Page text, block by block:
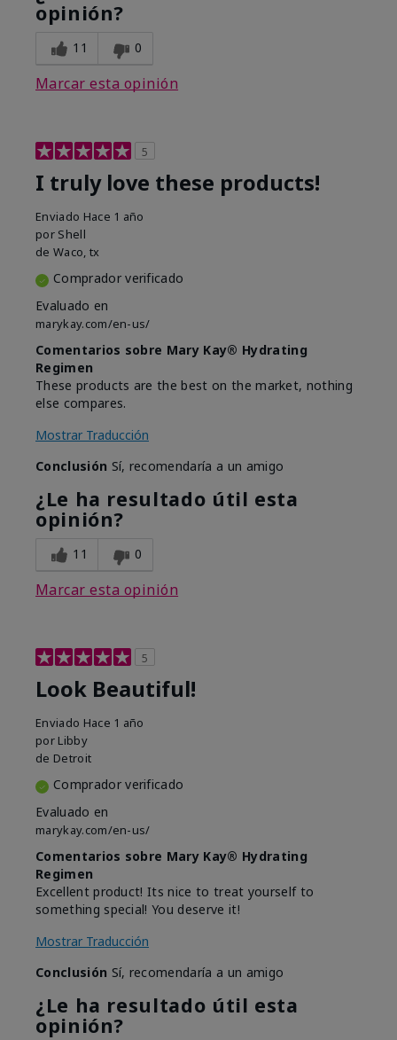
opinión?
11 0
Marcar esta opinión
5
I truly love these products!
Enviado Hace 1 año
por Shell
de Waco, tx
Comprador verificado
Evaluado en
marykay.com/en-us/
Comentarios sobre Mary Kay® Hydrating
Regimen
These products are the best on the market, nothing
else compares.
Mostrar Traducción
Conclusión Sí, recomendaría a un amigo
¿Le ha resultado útil esta
opinión?
11 0
Marcar esta opinión
5
Look Beautiful!
Enviado Hace 1 año
por Libby
de Detroit
Comprador verificado
Evaluado en
marykay.com/en-us/
Comentarios sobre Mary Kay® Hydrating
Regimen
Excellent product! Its nice to treat yourself to
something special! You deserve it!
Mostrar Traducción
Conclusión Sí, recomendaría a un amigo
¿Le ha resultado útil esta
opinión?